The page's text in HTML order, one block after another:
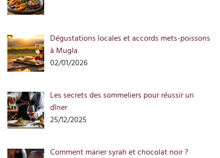
Dégustations locales et accords mets-poissons
à Mugla
02/01/2026
Les secrets des sommeliers pour réussir un
dîner
25/12/2025
Comment marier syrah et chocolat noir ?